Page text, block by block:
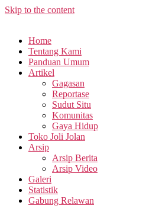
Skip to the content
Home
Tentang Kami
Panduan Umum
Artikel
Gagasan
Reportase
Sudut Situ
Komunitas
Gaya Hidup
Toko Joli Jolan
Arsip
Arsip Berita
Arsip Video
Galeri
Statistik
Gabung Relawan